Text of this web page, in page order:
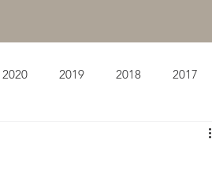
2020 2019 2018 2017